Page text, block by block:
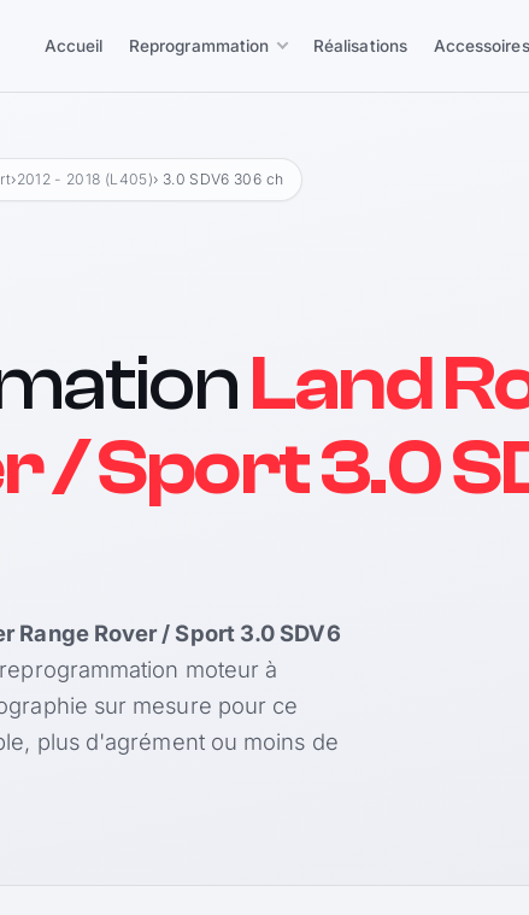
Accueil Reprogrammation Réalisations Accessoires
›2012 - 2018 (L405)› 3.0 SDV6 306 ch
Land
/ Sport 3.0
Range Rover / Sport 3.0 SDV6
moteur à
sur mesure pour ce
plus d'agrément ou moins de